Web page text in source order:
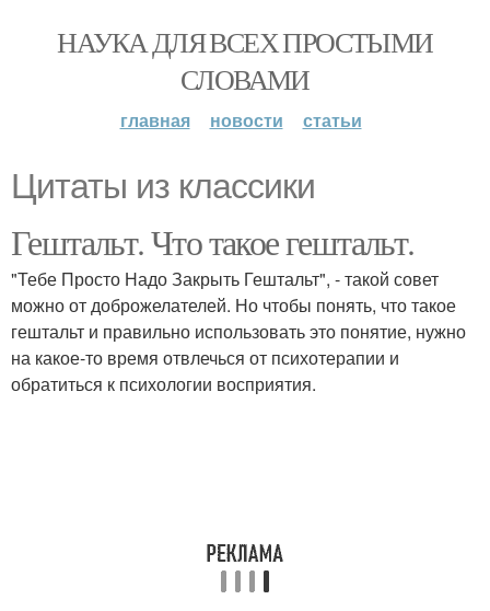
НАУКА ДЛЯ ВСЕХ ПРОСТЫМИ
СЛОВАМИ
главная новости статьи
Цитаты из классики
Гештальт. Что такое гештальт.
"Тебе Просто Надо Закрыть Гештальт", - такой совет
можно от доброжелателей. Но чтобы понять, что такое
гештальт и правильно использовать это понятие, нужно
на какое-то время отвлечься от психотерапии и
обратиться к психологии восприятия.